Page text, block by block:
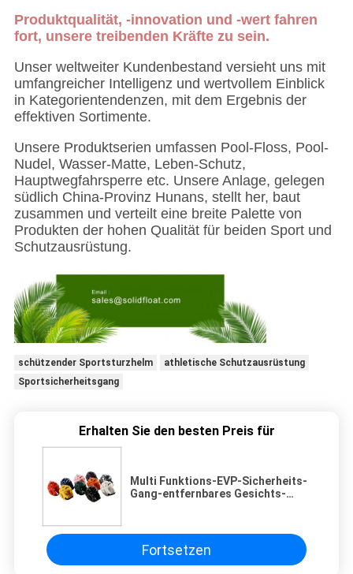
Produktqualität, -innovation und -wert fahren
fort, unsere treibenden Kräfte zu sein.
Unser weltweiter Kundenbestand versieht uns mit
umfangreicher Intelligenz und wertvollem Einblick
in Kategorientendenzen, mit dem Ergebnis der
effektiven Sortimente.
Unsere Produktserien umfassen Pool-Floss, Pool-
Nudel, Wasser-Matte, Leben-Schutz,
Hauptwegfahrsperre etc. Unsere Anlage, gelegen
südlich China-Provinz Hunans, stellt her, baut
zusammen und verteilt eine breite Palette von
Produkten der hohen Qualität für beiden Sport und
Schutzausrüstung.
schützender Sportsturzhelm
athletische Schutzausrüstung
Sportsicherheitsgang
Erhalten Sie den besten Preis für
Multi Funktions-EVP-Sicherheits-
Gang-entfernbares Gesichts-
Fortsetzen